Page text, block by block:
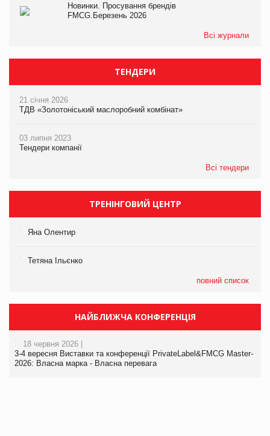
Новинки. Просування брендів
FMCG.Березень 2026
Всі журнали
ТЕНДЕРИ
21 січня 2026
ТДВ «Золотоніський маслоробний комбінат»
03 липня 2023
Тендери компанії
Всі тендери
ТРЕНІНГОВИЙ ЦЕНТР
Яна Олентир
Тетяна Ільєнко
повний список
НАЙБЛИЖЧА КОНФЕРЕНЦІЯ
18 червня 2026 |
3-4 вересня Виставки та конференції PrivateLabel&FMCG Master-
2026: Власна марка - Власна перевага